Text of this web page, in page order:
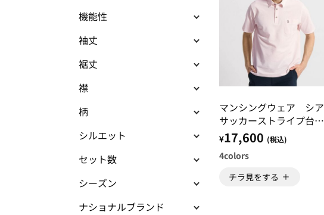
機能性
袖丈
裾丈
襟
柄
シルエット
セット数
シーズン
ナショナルブランド
マンシングウェア シア
サッカーストライプ台襟
付き半袖ポロシャツ
¥17,600 (税込)
4colors
チラ見をする